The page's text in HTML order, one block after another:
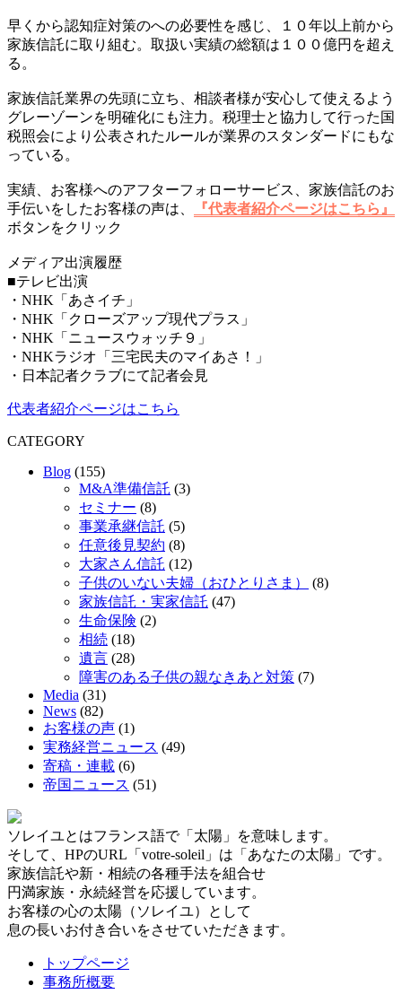
早くから認知症対策のへの必要性を感じ、１０年以上前から
家族信託に取り組む。取扱い実績の総額は１００億円を超え
る。
家族信託業界の先頭に立ち、相談者様が安心して使えるよう
グレーゾーンを明確化にも注力。税理士と協力して行った国
税照会により公表されたルールが業界のスタンダードにもな
っている。
実績、お客様へのアフターフォローサービス、家族信託のお
手伝いをしたお客様の声は、
『代表者紹介ページはこちら』
ボタンをクリック
メディア出演履歴
■テレビ出演
・NHK「あさイチ」
・NHK「クローズアップ現代プラス」
・NHK「ニュースウォッチ９」
・NHKラジオ「三宅民夫のマイあさ！」
・日本記者クラブにて記者会見
代表者紹介ページはこちら
CATEGORY
Blog (155)
M&A準備信託 (3)
セミナー (8)
事業承継信託 (5)
任意後見契約 (8)
大家さん信託 (12)
子供のいない夫婦（おひとりさま）
(8)
家族信託・実家信託 (47)
生命保険 (2)
相続 (18)
遺言 (28)
障害のある子供の親なきあと対策 (7)
Media (31)
News (82)
お客様の声 (1)
実務経営ニュース (49)
寄稿・連載 (6)
帝国ニュース (51)
ソレイユとはフランス語で「太陽」を意味します。
そして、HPのURL「votre-soleil」は「あなたの太陽」です。
家族信託や新・相続の各種手法を組合せ
円満家族・永続経営を応援しています。
お客様の心の太陽（ソレイユ）として
息の長いお付き合いをさせていただきます。
トップページ
事務所概要